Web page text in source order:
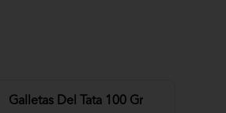
Galletas Del Tata 100 Gr